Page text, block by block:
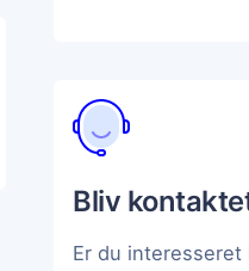
Bliv
Er du